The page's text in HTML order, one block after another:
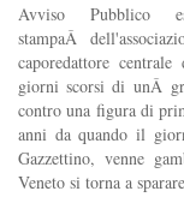
Avviso Pubblico
stampaÂ
caporedattore
giorni scorsi di unÂ
contro una figura di
anni da quando il
Gazzettino, venne
Veneto si torna a